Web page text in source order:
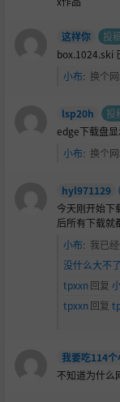
这样你 投
box.1024.ski
小布: 换个
lsp20h 投
edge下载盘
小布: 换个
hyl971129
今天刚开始下
后所有下载就
小布: 我已
没什么大不了
tpxxn回复
tpxxn回复
我要吃114个
不知道为什么